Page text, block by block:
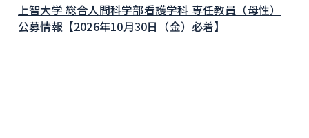
上智大学 総合人間科学部看護学科 専任教員（母性）
公募情報【2026年10月30日（金）必着】